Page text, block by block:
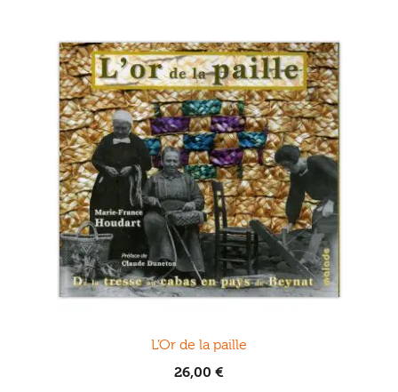
L’Or de la paille
26,00 €